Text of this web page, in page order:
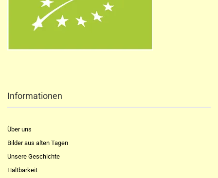
Informationen
Über uns
Bilder aus alten Tagen
Unsere Geschichte
Haltbarkeit